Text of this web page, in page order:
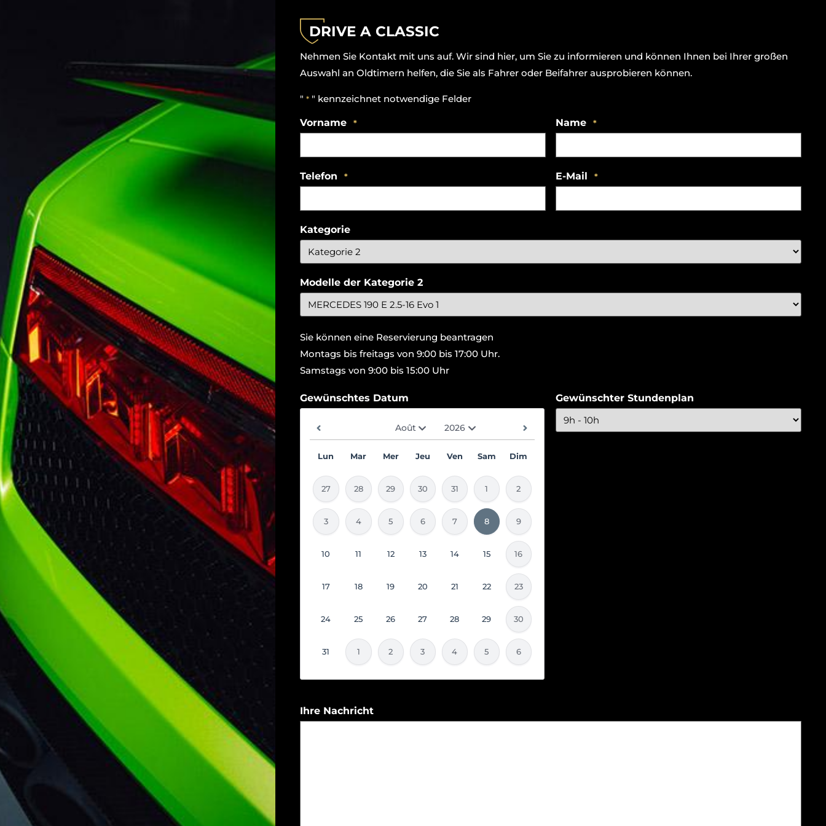
DRIVE A CLASSIC
Nehmen Sie Kontakt mit uns auf. Wir sind hier, um Sie zu informieren und können Ihnen bei Ihrer großen
Auswahl an Oldtimern helfen, die Sie als Fahrer oder Beifahrer ausprobieren können.
" *" kennzeichnet notwendige Felder
Vorname * Name *
Telefon * E-Mail *
Kategorie
Modelle der Kategorie 2
Sie können eine Reservierung beantragen
Montags bis freitags von 9:00 bis 17:00 Uhr.
Samstags von 9:00 bis 15:00 Uhr
Gewünschtes Datum
Lun Mar Mer Jeu Ven Sam Dim
27 28 29 30 31 1 2
3 4 5 6 7 8 9
10 11 12 13 14 15 16
17 18 19 20 21 22 23
24 25 26 27 28 29 30
31 1 2 3 4 5 6
Gewünschter Stundenplan
Ihre Nachricht